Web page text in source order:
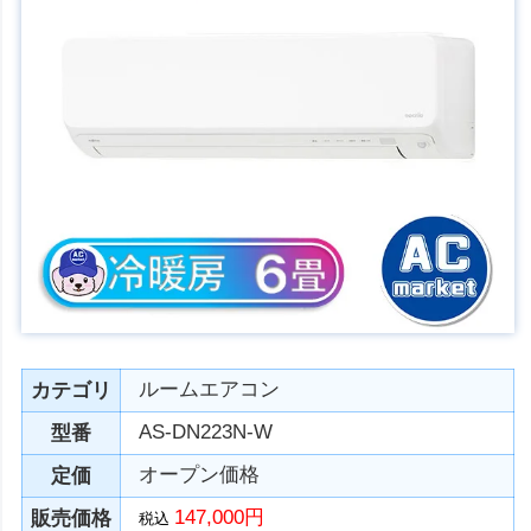
カテゴリ
ルームエアコン
型番
AS-DN223N-W
定価
オープン価格
販売価格
税込 147,000円